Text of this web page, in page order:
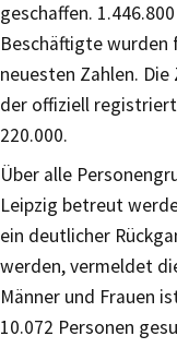
geschaffen.
Beschäftigte wurden
neuesten Zahlen.
der offiziell
220.000.
Über alle
Leipzig betreut
ein deutlicher
werden, vermeldet
Männer und Frauen
10.072 Personen